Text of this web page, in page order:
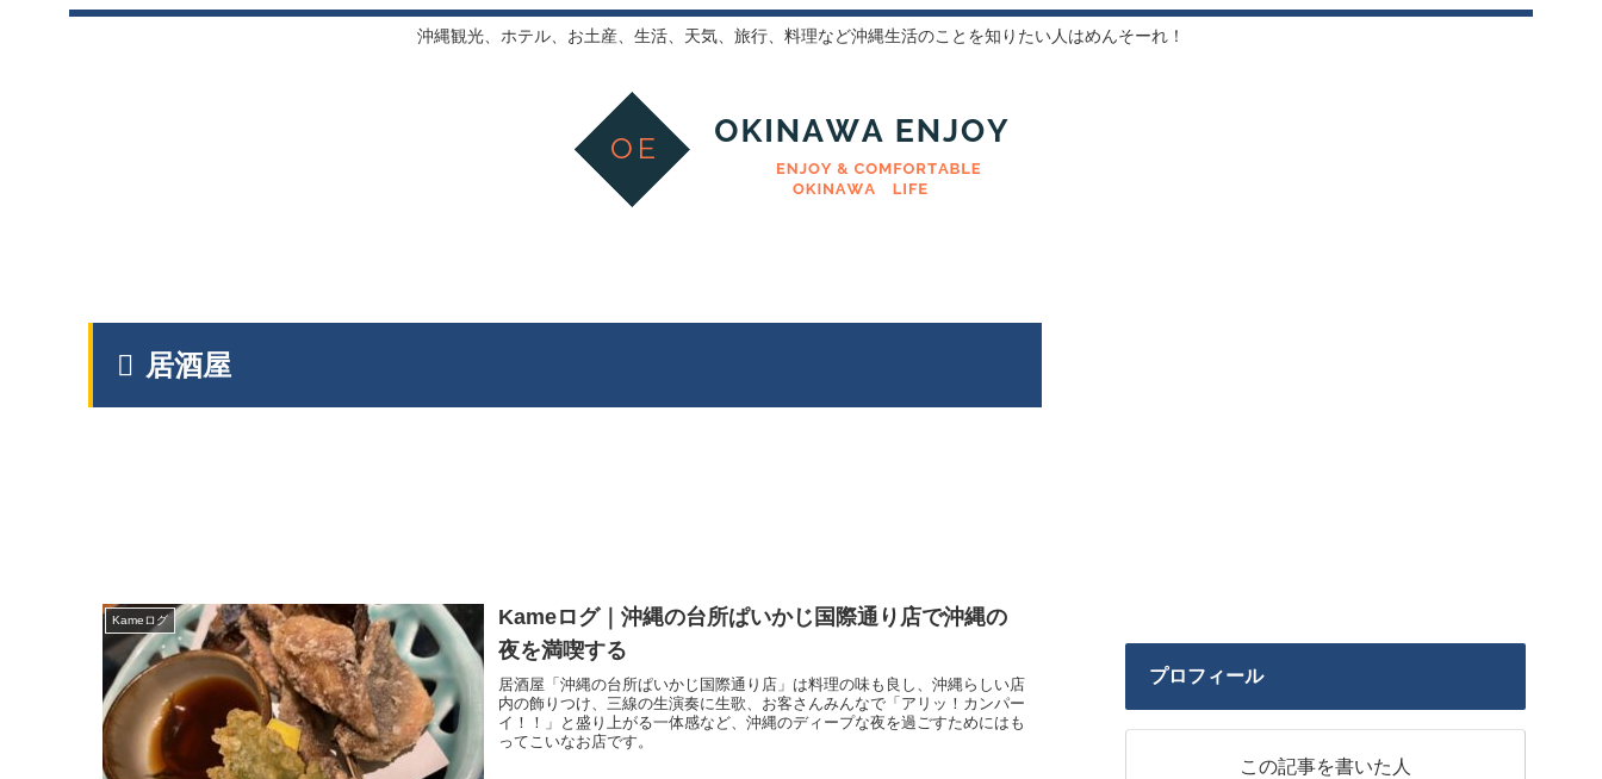
沖縄観光、ホテル、お土産、生活、天気、旅行、料理など沖縄生活のことを知りたい人はめんそーれ！
居酒屋
Kameログ
Kameログ｜沖縄の台所ぱいかじ国際通り店で沖縄の
夜を満喫する
居酒屋「沖縄の台所ぱいかじ国際通り店」は料理の味も良し、沖縄らしい店
内の飾りつけ、三線の生演奏に生歌、お客さんみんなで「アリッ！カンパー
イ！！」と盛り上がる一体感など、沖縄のディープな夜を過ごすためにはも
ってこいなお店です。
プロフィール
この記事を書いた人